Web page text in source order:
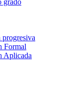
grado
Formal
Aplicada